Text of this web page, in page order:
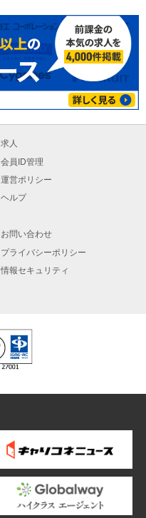
求人
会員ID管理
運営ポリシー
ヘルプ
お問い合わせ
プライバシーポリシー
情報セキュリティ